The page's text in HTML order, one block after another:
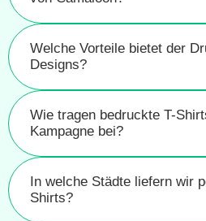
Welche Vorteile bietet der
Designs?
Wie tragen bedruckte T-
Kampagne bei?
In welche Städte liefern wir
Shirts?